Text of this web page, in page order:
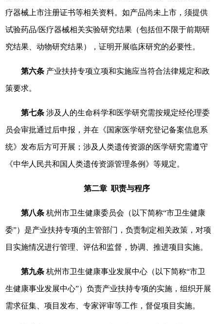
疗器械上市注册证书等相关资料。如产品尚未上市，须提供
试验药品/医疗器械相关实验研究结果（包括但不限于前期研
究结果、动物研究结果），证明开展临床研究的必要性。
第六条 产业扶持专项立项和实施应当符合法律规定和政
策要求。
第七条 涉及人的生命科学和医学研究需按规定经伦理委
员会审批通过后申报，并在《国家医学研究登记备案信息系
统》发布后方可开展；涉及人类遗传资源的医学研究需遵守
《中华人民共和国人类遗传资源管理条例》等规定。
第二章 职责与程序
第八条 杭州市卫生健康委员会（以下简称“市卫生健康
委”）是产业扶持专项的主管部门，负责制定相关政策，对项
目实施情况进行管理、评估和监督，协调、推进项目实施。
第九条 杭州市卫生健康事业发展中心（以下简称“市卫
生健康事业发展中心”）负责产业扶持专项的实施，组织开展
需求征集、项目发布、专家评审等工作，督促项目实施。